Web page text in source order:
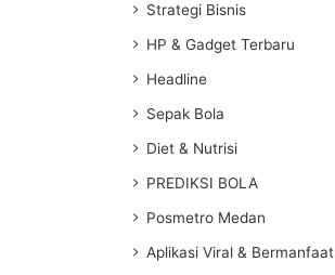
Strategi Bisnis
HP & Gadget Terbaru
Headline
Sepak Bola
Diet & Nutrisi
PREDIKSI BOLA
Posmetro Medan
Aplikasi Viral & Bermanfaat